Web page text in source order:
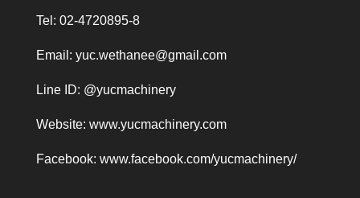
Tel: 02-4720895-8
Email: yuc.wethanee@gmail.com
Line ID: @yucmachinery
Website: www.yucmachinery.com
Facebook: www.facebook.com/yucmachinery/